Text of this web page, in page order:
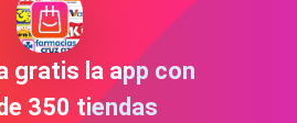
gratis la app con
350 tiendas